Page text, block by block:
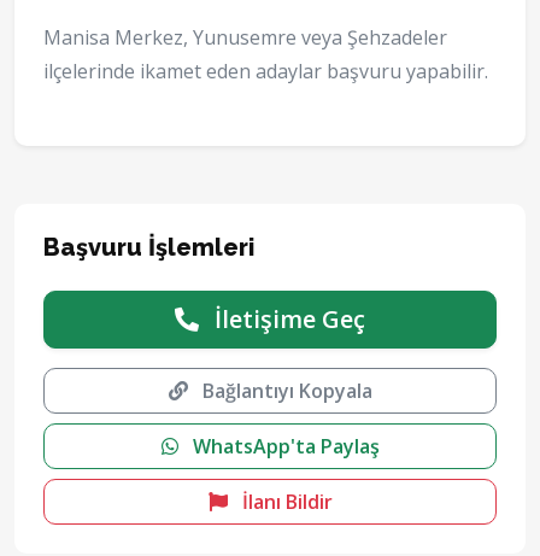
Manisa Merkez, Yunusemre veya Şehzadeler
ilçelerinde ikamet eden adaylar başvuru yapabilir.
Başvuru İşlemleri
İletişime Geç
Bağlantıyı Kopyala
WhatsApp'ta Paylaş
İlanı Bildir